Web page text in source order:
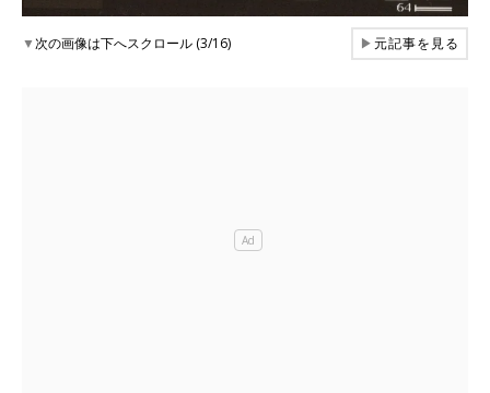
▼次の画像は下へスクロール (3/16) ▶元記事を見る